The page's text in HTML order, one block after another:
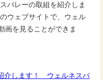
バレーの取組を紹介しま
ウェブサイトで、ウェル
画を見ることができま
介します！ ウェルネスバ